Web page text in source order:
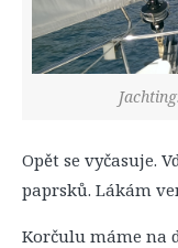
Opět se vyčasuje.
paprsků. Lákám
Korčulu máme na